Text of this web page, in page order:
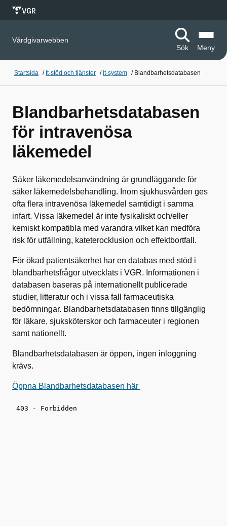
Vårdgivarwebben
Sök
Meny
Startsida / It-stöd och tjänster / It-system / Blandbarhetsdatabasen
Blandbarhetsdatabasen
för intravenösa
läkemedel
Säker läkemedelsanvändning är grundläggande för
säker läkemedelsbehandling. Inom sjukhusvården ges
ofta flera intravenösa läkemedel samtidigt i samma
infart. Vissa läkemedel är inte fysikaliskt och/eller
kemiskt kompatibla med varandra vilket kan medföra
risk för utfällning, kateterocklusion och effektbortfall.
För ökad patientsäkerhet har en databas med stöd i
blandbarhetsfrågor utvecklats i VGR. Informationen i
databasen baseras på internationellt publicerade
studier, litteratur och i vissa fall farmaceutiska
bedömningar. Blandbarhetsdatabasen finns tillgänglig
för läkare, sjuksköterskor och farmaceuter i regionen
samt nationellt.
Blandbarhetsdatabasen är öppen, ingen inloggning
krävs.
Öppna Blandbarhetsdatabasen här